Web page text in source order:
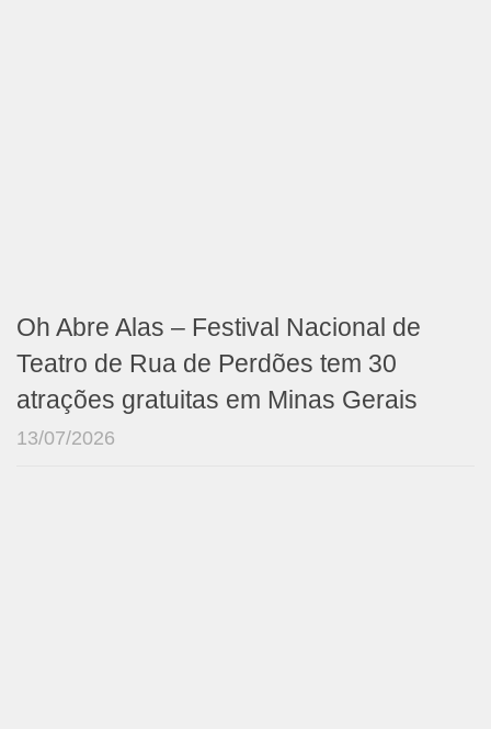
Oh Abre Alas – Festival Nacional de
Teatro de Rua de Perdões tem 30
atrações gratuitas em Minas Gerais
13/07/2026